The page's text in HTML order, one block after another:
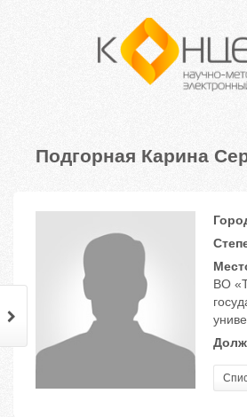
Подгорная Карина
ВО